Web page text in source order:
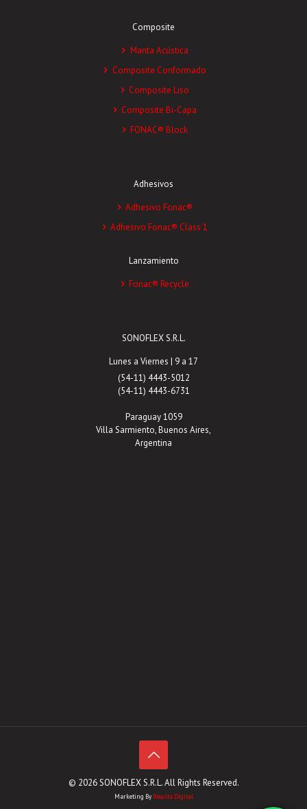
Composite
Manta Acústica
Composite Conformado
Composite Liso
Composite Bi-Capa
FONAC® Block
Adhesivos
Adhesivo Fonac®
Adhesivo Fonac® Class 1
Lanzamiento
Fonac® Recycle
SONOFLEX S.R.L.
Lunes a Viernes | 9 a 17
(54-11) 4443-5012
(54-11) 4443-6731
Paraguay 1059
Villa Sarmiento, Buenos Aires,
Argentina
© 2026 SONOFLEX S.R.L. All Rights Reserved.
Marketing By Resulta Digital